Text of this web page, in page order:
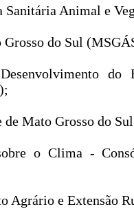
Sanitária Animal e
Grosso do Sul
do
Mato Grosso do
o Clima -
Agrário e Extensão